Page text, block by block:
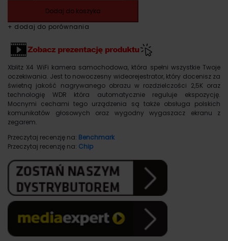
wynosiła:
279.00zł.
wynosi:
219.00zł.
Dodaj do koszyka
+ dodaj do porównania
Xblitz X4 WiFi kamera samochodowa, która spełni wszystkie Twoje
oczekiwania. Jest to nowoczesny wideorejestrator, który docenisz za
świetną jakość nagrywanego obrazu w rozdzielczości 2,5K oraz
technologię WDR która automatycznie reguluje ekspozycję.
Mocnymi cechami tego urządzenia są także obsługa polskich
komunikatów głosowych oraz wygodny wygaszacz ekranu z
zegarem.
Przeczytaj recenzję na: Benchmark
Przeczytaj recenzję na: Chip